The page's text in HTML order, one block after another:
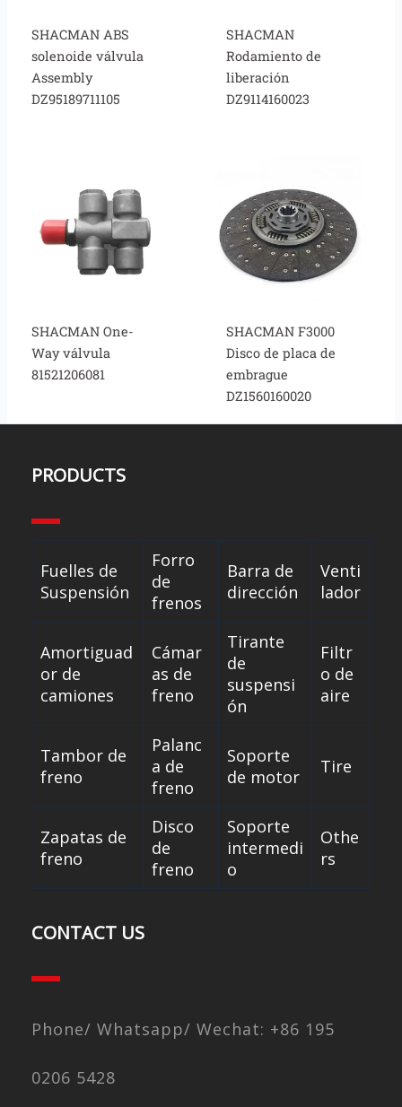
SHACMAN ABS
solenoide válvula
Assembly
DZ95189711105
SHACMAN
Rodamiento de
liberación
DZ9114160023
SHACMAN One-
Way válvula
81521206081
SHACMAN F3000
Disco de placa de
embrague
DZ1560160020
PRODUCTS
Fuelles de
Suspensión
Forro
de
frenos
Barra de
dirección
Venti
lador
Amortiguad
or de
camiones
Cámar
as de
freno
Tirante
de
suspensi
ón
Filtr
o de
aire
Tambor de
freno
Palanc
a de
freno
Soporte
de motor
Tire
Zapatas de
freno
Disco
de
freno
Soporte
intermedi
o
Othe
rs
CONTACT US
Phone/ Whatsapp/ Wechat: +86 195
0206 5428